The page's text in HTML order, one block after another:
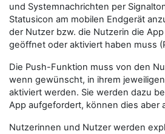
und Systemnachrichten per
Statusicon am mobilen Endgerät
der Nutzer bzw. die Nutzerin die
geöffnet oder aktiviert haben muss
Die Push-Funktion muss von den
wenn gewünscht, in ihrem
aktiviert werden. Sie werden dazu
App aufgefordert, können dies aber
Nutzerinnen und Nutzer werden